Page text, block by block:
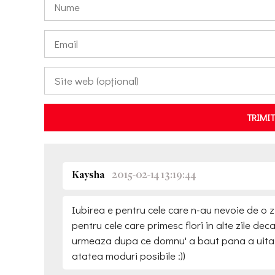
Kaysha 2015-02-14 13:19:44
Iubirea e pentru cele care n-au nevoie de o
pentru cele care primesc flori in alte zile
urmeaza dupa ce domnu' a baut pana a
atatea moduri posibile :))